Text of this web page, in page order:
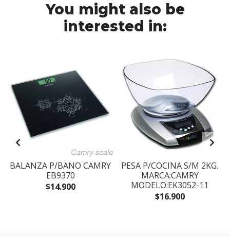
You might also be
interested in:
BALANZA P/BANO CAMRY
EB9370
$14.900
PESA P/COCINA S/M 2KG.
MARCA:CAMRY
MODELO:EK3052-11
$16.900